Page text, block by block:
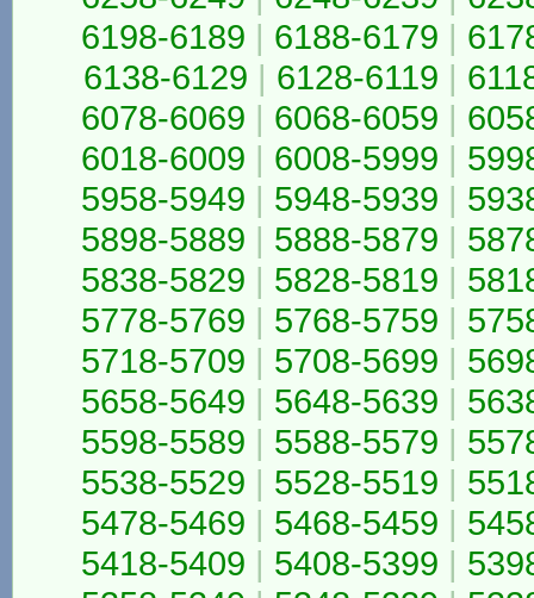
6198-6189 | 6188-6179 |
6138-6129 | 6128-6119 |
6078-6069 | 6068-6059 |
6018-6009 | 6008-5999 |
5958-5949 | 5948-5939 |
5898-5889 | 5888-5879 |
5838-5829 | 5828-5819 |
5778-5769 | 5768-5759 |
5718-5709 | 5708-5699 |
5658-5649 | 5648-5639 |
5598-5589 | 5588-5579 |
5538-5529 | 5528-5519 |
5478-5469 | 5468-5459 |
5418-5409 | 5408-5399 |